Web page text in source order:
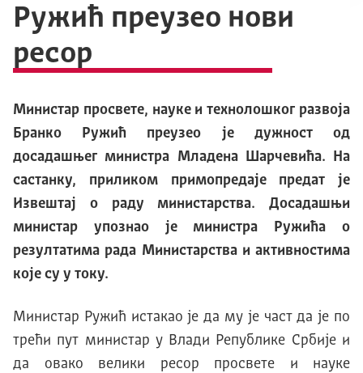
Ружић преузео нови
ресор
Министар просвете, науке и технолошког развоја
Бранко Ружић преузео је дужност од
досадашњег министра Младена Шарчевића. На
састанку, приликом примопредаје предат је
Извештај о раду министарства. Досадашњи
министар упознао је министра Ружића о
резултатима рада Министарства и активностима
које су у току.
Министар Ружић истакао је да му је част да је по
трећи пут министар у Влади Републике Србије и
да овако велики ресор просвете и науке